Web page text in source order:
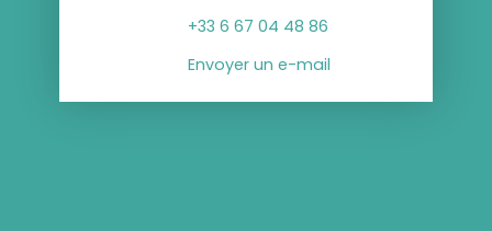
+33 6 67 04 48 86
Envoyer un e-mail